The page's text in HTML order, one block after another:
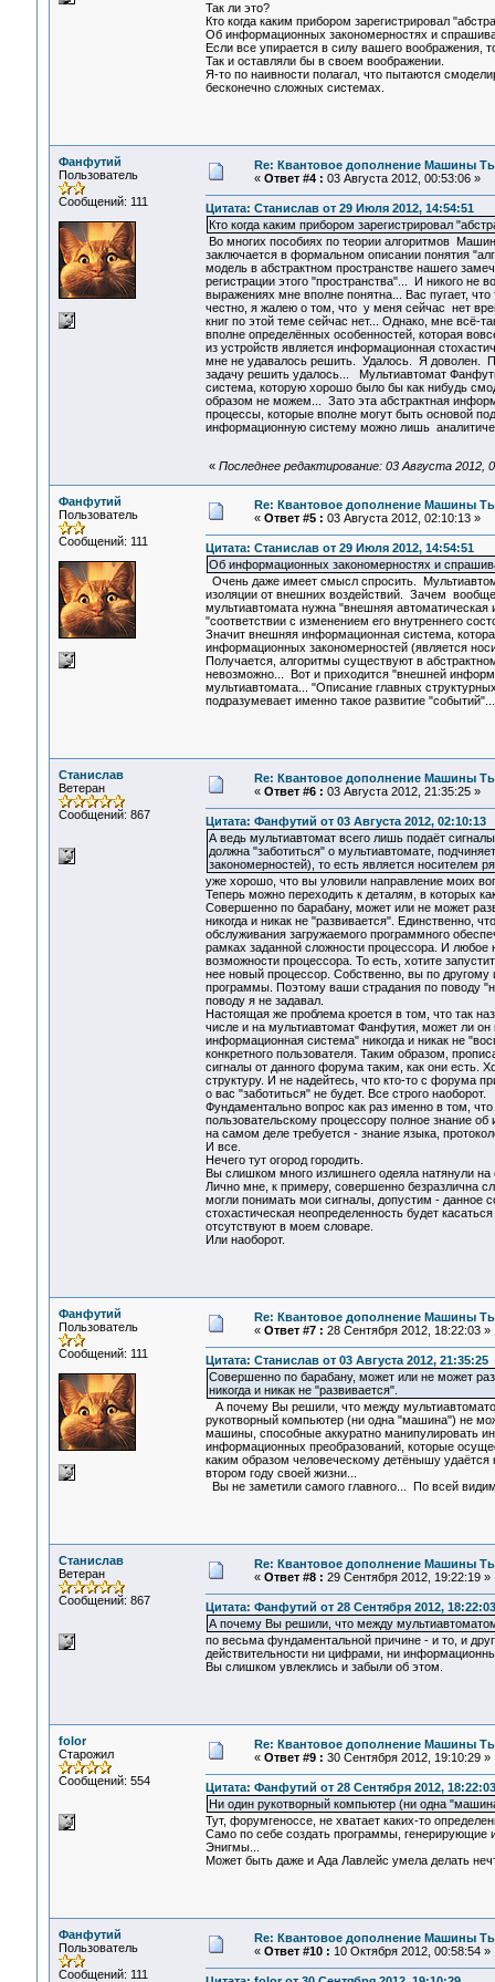
Так ли это?
Кто когда каким прибором зарегистрировал
Об информационных закономерностях и
Если все упирается в силу вашего
Так и оставляли бы в своем воображении.
Я-то по наивности полагал, что пытаются
бесконечно сложных системах.
Фанфутий
Пользователь
Сообщений: 111
Re: Квантовое дополнение Машины
« Ответ #4 : 03 Августа 2012, 00:53:06 »
Цитата: Станислав от 29 Июля 2012, 14:54:51
Кто когда каким прибором зарегистрировал
Во многих пособиях по теории алгоритмов
заключается в формальном описании понятия
модель в абстрактном пространстве нашего
регистрации этого "пространства"... И никого
выражениях мне вполне понятна... Вас пугает,
честно, я жалею о том, что у меня сейчас нет
книг по этой теме сейчас нет... Однако, мне всё-
вполне определённых особенностей, которая
из устройств является информационная
мне не удавалось решить. Удалось. Я доволен.
задачу решить удалось... Мультиавтомат
система, которую хорошо было бы как нибудь
образом не можем... Зато эта абстрактная
процессы, которые вполне могут быть основой
информационную систему можно лишь
« Последнее редактирование: 03 Августа
Фанфутий
Пользователь
Сообщений: 111
Re: Квантовое дополнение Машины
« Ответ #5 : 03 Августа 2012, 02:10:13 »
Цитата: Станислав от 29 Июля 2012, 14:54:51
Об информационных закономерностях и
Очень даже имеет смысл спросить.
изоляции от внешних воздействий. Зачем
мультиавтомата нужна "внешняя
"соответствии с изменением его внутреннего
Значит внешняя информационная система,
информационных закономерностей (является
Получается, алгоритмы существуют в
невозможно... Вот и приходится "внешней
мультиавтомата... "Описание главных
подразумевает именно такое развитие "событий"...
Станислав
Ветеран
Сообщений: 867
Re: Квантовое дополнение Машины
« Ответ #6 : 03 Августа 2012, 21:35:25 »
Цитата: Фанфутий от 03 Августа 2012, 02:10:13
А ведь мультиавтомат всего лишь подаёт
должна "заботиться" о мультиавтомате,
закономерностей), то есть является носителем
уже хорошо, что вы уловили направление моих
Теперь можно переходить к деталям, в которых
Совершенно по барабану, может или не может
никогда и никак не "развивается". Единственно,
обслуживания загружаемого программного
рамках заданной сложности процессора. И
возможности процессора. То есть, хотите
нее новый процессор. Собственно, вы по
программы. Поэтому ваши страдания по поводу
поводу я не задавал.
Настоящая же проблема кроется в том, что так
числе и на мультиавтомат Фанфутия, может ли
информационная система" никогда и никак не
конкретного пользователя. Таким образом,
сигналы от данного форума таким, как они есть.
структуру. И не надейтесь, что кто-то с форума
о вас "заботиться" не будет. Все строго наоборот.
Фундаментально вопрос как раз именно в том,
пользовательскому процессору полное знание
на самом деле требуется - знание языка,
И все.
Нечего тут огород городить.
Вы слишком много излишнего одеяла натянули на
Лично мне, к примеру, совершенно безразлична
могли понимать мои сигналы, допустим - данное
стохастическая неопределенность будет
отсутствуют в моем словаре.
Или наоборот.
Фанфутий
Пользователь
Сообщений: 111
Re: Квантовое дополнение Машины
« Ответ #7 : 28 Сентября 2012, 18:22:03 »
Цитата: Станислав от 03 Августа 2012, 21:35:25
Совершенно по барабану, может или не может
никогда и никак не "развивается".
А почему Вы решили, что между
рукотворный компьютер (ни одна "машина") не
машины, способные аккуратно манипулировать
информационных преобразований, которые
каким образом человеческому детёнышу удаётся
втором году своей жизни...
Вы не заметили самого главного... По всей
Станислав
Ветеран
Сообщений: 867
Re: Квантовое дополнение Машины
« Ответ #8 : 29 Сентября 2012, 19:22:19 »
Цитата: Фанфутий от 28 Сентября 2012, 18:22:03
А почему Вы решили, что между
по весьма фундаментальной причине - и то, и
действительности ни цифрами, ни
Вы слишком увлеклись и забыли об этом.
folor
Старожил
Сообщений: 554
Re: Квантовое дополнение Машины
« Ответ #9 : 30 Сентября 2012, 19:10:29 »
Цитата: Фанфутий от 28 Сентября 2012, 18:22:03
Ни один рукотворный компьютер (ни одна
Тут, форумгеноссе, не хватает каких-то
Само по себе создать программы, генерирующие
Энигмы...
Может быть даже и Ада Лавлейс умела делать
Фанфутий
Пользователь
Сообщений: 111
Re: Квантовое дополнение Машины
« Ответ #10 : 10 Октября 2012, 00:58:54 »